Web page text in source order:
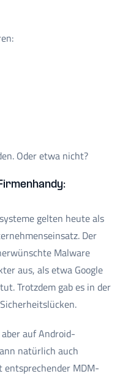
Oder etwa nicht?
gelten heute als
Der
Malware
aus, als etwa Google
Trotzdem gab es in der
auf Android-
natürlich auch
MDM-